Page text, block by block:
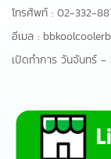
โทรศัพท์ : 02-332-
อีเมล :
เปิดทำการ วันจันทร์